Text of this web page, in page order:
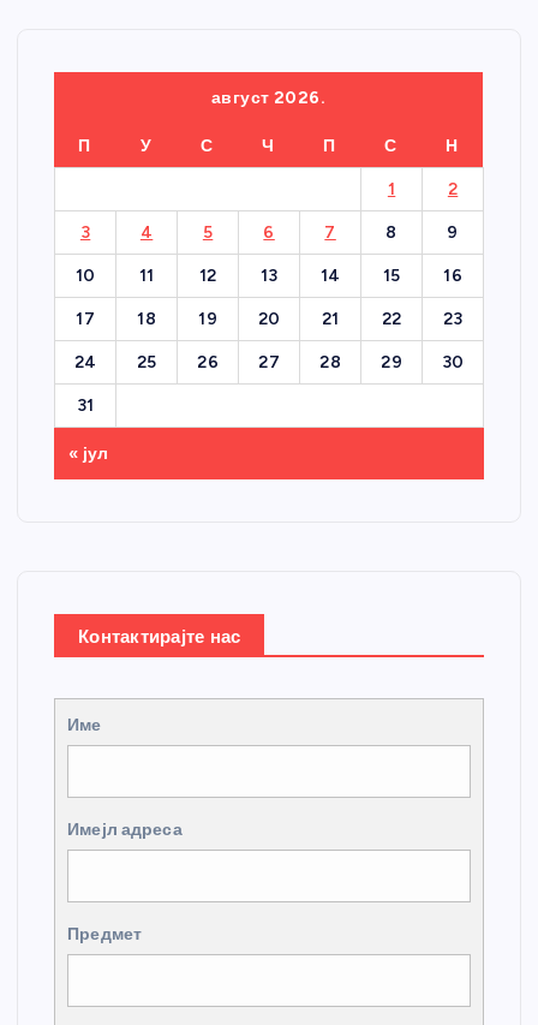
август 2026.
П У С Ч П С Н
1 2
3 4 5 6 7 8 9
10 11 12 13 14 15 16
17 18 19 20 21 22 23
24 25 26 27 28 29 30
31
« јул
Контактирајте нас
Име
Имејл адреса
Предмет